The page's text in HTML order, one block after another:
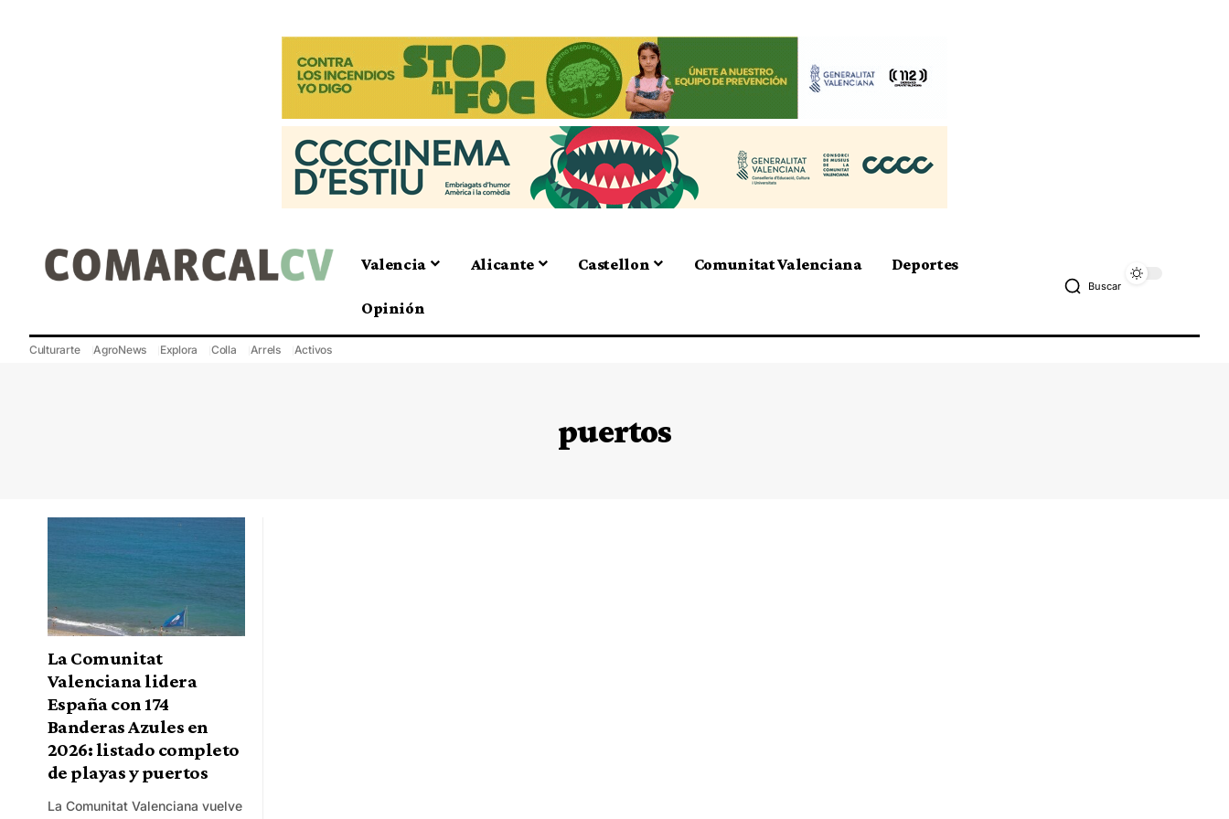
Valencia Alicante Castellon Comunitat Valenciana Deportes
Opinión
Buscar
Culturarte AgroNews Explora Colla Arrels Activos
puertos
La Comunitat
Valenciana lidera
España con 174
Banderas Azules en
2026: listado completo
de playas y puertos
La Comunitat Valenciana vuelve